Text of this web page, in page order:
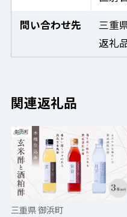
問い合わせ先
三重
返礼
関連返礼品
三重県 御浜町